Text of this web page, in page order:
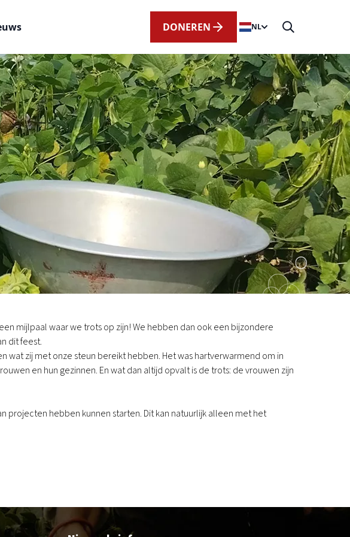
DONEREN NL
mijlpaal waar we trots op zijn! We hebben dan ook een bijzondere
dit feest.
zij met onze steun bereikt hebben. Het was hartverwarmend om in
en hun gezinnen. En wat dan altijd opvalt is de trots: de vrouwen zijn
projecten hebben kunnen starten. Dit kan natuurlijk alleen met het